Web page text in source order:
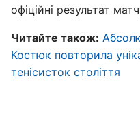
офіційні результат
Читайте також:
Костюк повторила
тенісисток століття